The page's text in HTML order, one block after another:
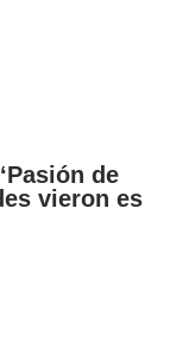
de
vieron es